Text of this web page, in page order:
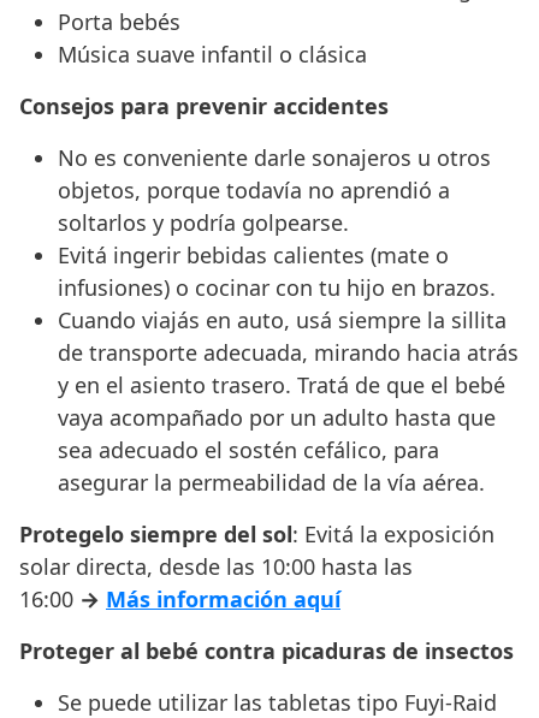
Porta bebés
Música suave infantil o clásica
Consejos para prevenir accidentes
No es conveniente darle sonajeros u otros
objetos, porque todavía no aprendió a
soltarlos y podría golpearse.
Evitá ingerir bebidas calientes (mate o
infusiones) o cocinar con tu hijo en brazos.
Cuando viajás en auto, usá siempre la sillita
de transporte adecuada, mirando hacia atrás
y en el asiento trasero. Tratá de que el bebé
vaya acompañado por un adulto hasta que
sea adecuado el sostén cefálico, para
asegurar la permeabilidad de la vía aérea.
Protegelo siempre del sol: Evitá la exposición
solar directa, desde las 10:00 hasta las
16:00 → Más información aquí
Proteger al bebé contra picaduras de insectos
Se puede utilizar las tabletas tipo Fuyi-Raid